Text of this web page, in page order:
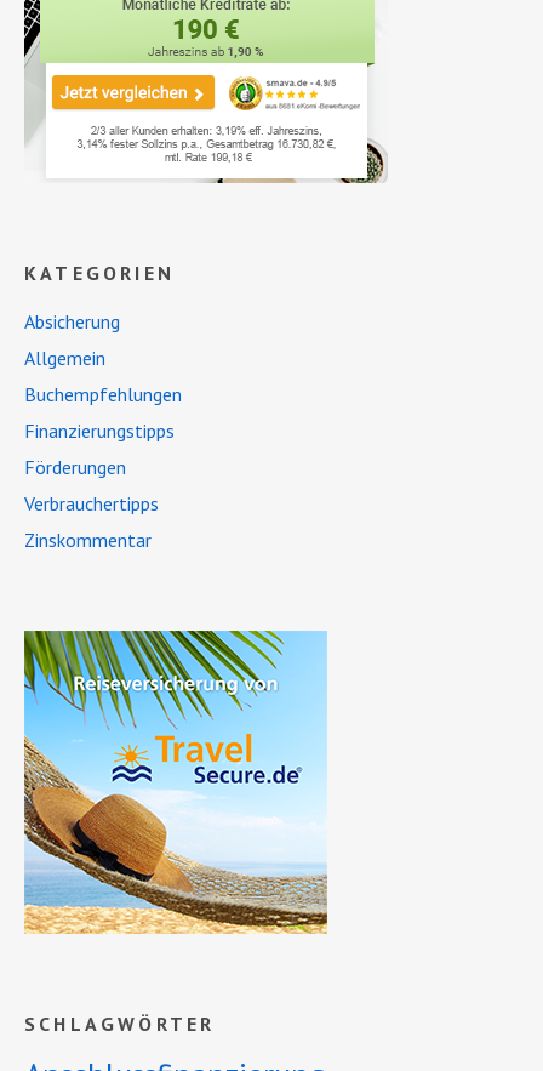
KATEGORIEN
Absicherung
Allgemein
Buchempfehlungen
Finanzierungstipps
Förderungen
Verbrauchertipps
Zinskommentar
SCHLAGWÖRTER